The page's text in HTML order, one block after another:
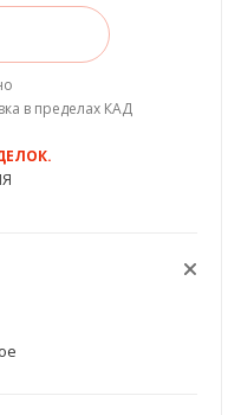
в пределах КАД